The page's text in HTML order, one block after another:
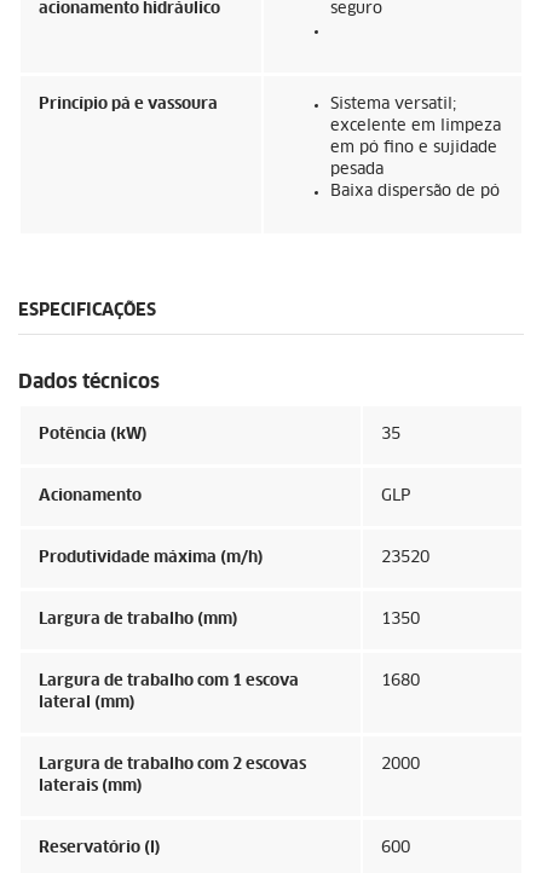
acionamento hidráulico
seguro
Princípio pá e vassoura
Sistema versatil;
excelente em limpeza
em pó fino e sujidade
pesada
Baixa dispersão de pó
ESPECIFICAÇÕES
Dados técnicos
Potência (kW) 35
Acionamento GLP
Produtividade máxima (m/h) 23520
Largura de trabalho (mm) 1350
Largura de trabalho com 1 escova
lateral (mm)
1680
Largura de trabalho com 2 escovas
laterais (mm)
2000
Reservatório (l) 600